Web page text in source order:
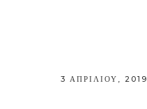
3 ΑΠΡΙΛΊΟΥ, 2019